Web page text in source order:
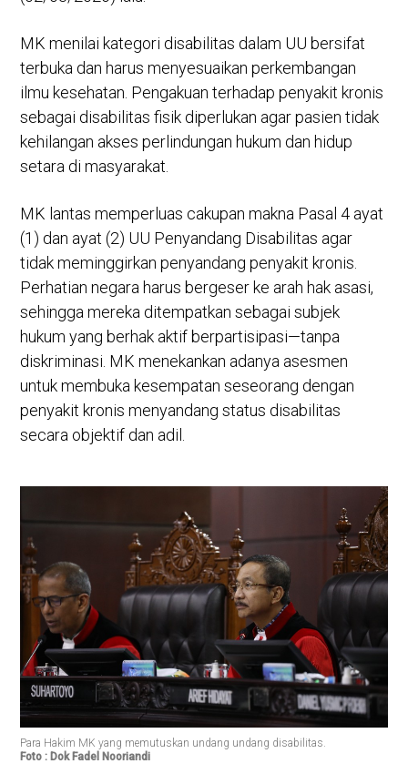
MK menilai kategori disabilitas dalam UU bersifat
terbuka dan harus menyesuaikan perkembangan
ilmu kesehatan. Pengakuan terhadap penyakit kronis
sebagai disabilitas fisik diperlukan agar pasien tidak
kehilangan akses perlindungan hukum dan hidup
setara di masyarakat.
MK lantas memperluas cakupan makna Pasal 4 ayat
(1) dan ayat (2) UU Penyandang Disabilitas agar
tidak meminggirkan penyandang penyakit kronis.
Perhatian negara harus bergeser ke arah hak asasi,
sehingga mereka ditempatkan sebagai subjek
hukum yang berhak aktif berpartisipasi—tanpa
diskriminasi. MK menekankan adanya asesmen
untuk membuka kesempatan seseorang dengan
penyakit kronis menyandang status disabilitas
secara objektif dan adil.
Para Hakim MK yang memutuskan undang undang disabilitas.
Foto : Dok Fadel Nooriandi